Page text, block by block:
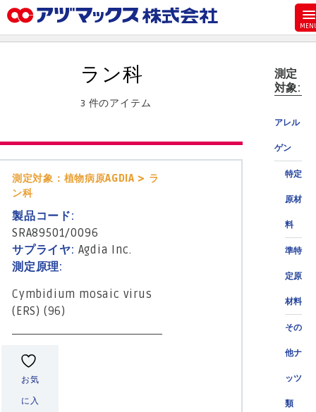
主要取扱ブランド
製品検索
見積発行
測定
対象:
アレル
ゲン
特定
原材
料
準特
定原
材料
その
他ナ
ッツ
類
ラン科
3 件のアイテム
測定対象：植物病原AGDIA > ラ
ン科
製品コード:
SRA89501/0096
サプライヤ: Agdia Inc.
測定原理:
Cymbidium mosaic virus
(ERS) (96)
お気
に入